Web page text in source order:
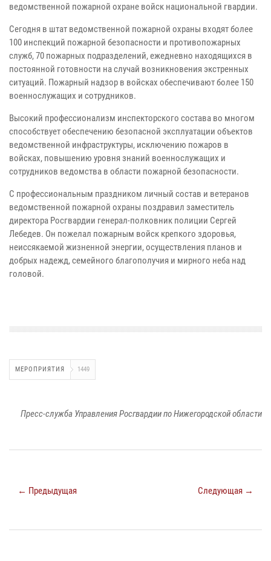
ведомственной пожарной охране войск национальной гвардии.
Сегодня в штат ведомственной пожарной охраны входят более
100 инспекций пожарной безопасности и противопожарных
служб, 70 пожарных подразделений, ежедневно находящихся в
постоянной готовности на случай возникновения экстренных
ситуаций. Пожарный надзор в войсках обеспечивают более 150
военнослужащих и сотрудников.
Высокий профессионализм инспекторского состава во многом
способствует обеспечению безопасной эксплуатации объектов
ведомственной инфраструктуры, исключению пожаров в
войсках, повышению уровня знаний военнослужащих и
сотрудников ведомства в области пожарной безопасности.
С профессиональным праздником личный состав и ветеранов
ведомственной пожарной охраны поздравил заместитель
директора Росгвардии генерал-полковник полиции Сергей
Лебедев. Он пожелал пожарным войск крепкого здоровья,
неиссякаемой жизненной энергии, осуществления планов и
добрых надежд, семейного благополучия и мирного неба над
головой.
МЕРОПРИЯТИЯ 1449
Пресс-служба Управления Росгвардии по Нижегородской области
← Предыдущая Следующая →